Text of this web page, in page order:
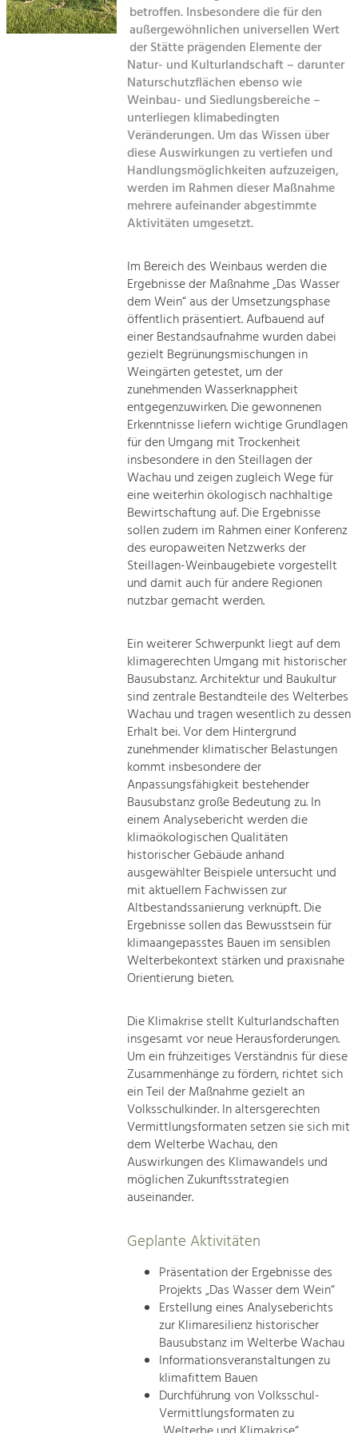
Landscape.
Offer Development and Positioning
Art & Culture
Crafts, Science and Research.
Social Affairs, Education
Equality, Youth and Integration.
Mobility & Energy
Climate Change, Public Transport and
Increase in Regional Value Added.
betroffen. Insbesondere die für den
außergewöhnlichen universellen Wert
der Stätte prägenden Elemente der
Natur- und Kulturlandschaft – darunter
Naturschutzflächen ebenso wie
Weinbau- und Siedlungsbereiche –
unterliegen klimabedingten
Veränderungen. Um das Wissen über
diese Auswirkungen zu vertiefen und
Handlungsmöglichkeiten aufzuzeigen,
werden im Rahmen dieser Maßnahme
mehrere aufeinander abgestimmte
Aktivitäten umgesetzt.
Im Bereich des Weinbaus werden die
Ergebnisse der Maßnahme „Das Wasser
dem Wein“ aus der Umsetzungsphase
öffentlich präsentiert. Aufbauend auf
einer Bestandsaufnahme wurden dabei
gezielt Begrünungsmischungen in
Weingärten getestet, um der
zunehmenden Wasserknappheit
entgegenzuwirken. Die gewonnenen
Erkenntnisse liefern wichtige Grundlagen
für den Umgang mit Trockenheit
insbesondere in den Steillagen der
Wachau und zeigen zugleich Wege für
eine weiterhin ökologisch nachhaltige
Bewirtschaftung auf. Die Ergebnisse
sollen zudem im Rahmen einer Konferenz
des europaweiten Netzwerks der
Steillagen-Weinbaugebiete vorgestellt
und damit auch für andere Regionen
nutzbar gemacht werden.
Ein weiterer Schwerpunkt liegt auf dem
klimagerechten Umgang mit historischer
Bausubstanz. Architektur und Baukultur
sind zentrale Bestandteile des Welterbes
Wachau und tragen wesentlich zu dessen
Erhalt bei. Vor dem Hintergrund
zunehmender klimatischer Belastungen
kommt insbesondere der
Anpassungsfähigkeit bestehender
Bausubstanz große Bedeutung zu. In
einem Analysebericht werden die
klimaökologischen Qualitäten
historischer Gebäude anhand
ausgewählter Beispiele untersucht und
mit aktuellem Fachwissen zur
Altbestandssanierung verknüpft. Die
Ergebnisse sollen das Bewusstsein für
klimaangepasstes Bauen im sensiblen
Welterbekontext stärken und praxisnahe
Orientierung bieten.
Die Klimakrise stellt Kulturlandschaften
insgesamt vor neue Herausforderungen.
Um ein frühzeitiges Verständnis für diese
Zusammenhänge zu fördern, richtet sich
ein Teil der Maßnahme gezielt an
Volksschulkinder. In altersgerechten
Vermittlungsformaten setzen sie sich mit
dem Welterbe Wachau, den
Auswirkungen des Klimawandels und
möglichen Zukunftsstrategien
auseinander.
Geplante Aktivitäten
Präsentation der Ergebnisse des
Projekts „Das Wasser dem Wein“
Erstellung eines Analyseberichts
zur Klimaresilienz historischer
Bausubstanz im Welterbe Wachau
Informationsveranstaltungen zu
klimafittem Bauen
Durchführung von Volksschul-
Vermittlungsformaten zu